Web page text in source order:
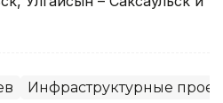
Инфраструктурные